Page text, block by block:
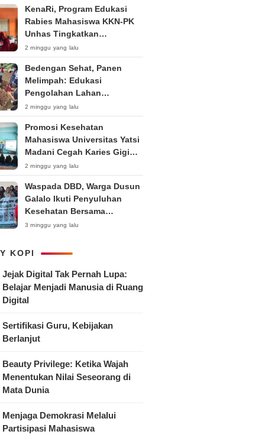
KenaRi, Program Edukasi
Rabies Mahasiswa KKN-PK
Unhas Tingkatkan
Kesadaran Siswa SD Negeri 4
Maccorawalie
2 minggu yang lalu
Bedengan Sehat, Panen
Melimpah: Edukasi
Pengolahan Lahan
Bedengan Organik bagi KWT
dan Ibu PKK RT 04 RW 01
Kelurahan Pakintelan
2 minggu yang lalu
Promosi Kesehatan
Mahasiswa Universitas Yatsi
Madani Cegah Karies Gigi
Anak
2 minggu yang lalu
Waspada DBD, Warga Dusun
Galalo Ikuti Penyuluhan
Kesehatan Bersama
Mahasiswa Pemberdayaan
Surabaya 2026
3 minggu yang lalu
KOPI
Jejak Digital Tak Pernah Lupa:
Belajar Menjadi Manusia di Ruang
Digital
Sertifikasi Guru, Kebijakan
Berlanjut
Beauty Privilege: Ketika Wajah
Menentukan Nilai Seseorang di
Mata Dunia
Menjaga Demokrasi Melalui
Partisipasi Mahasiswa